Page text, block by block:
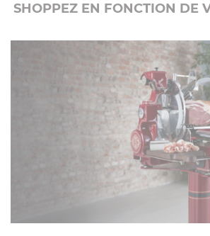
SHOPPEZ EN FONCTION DE